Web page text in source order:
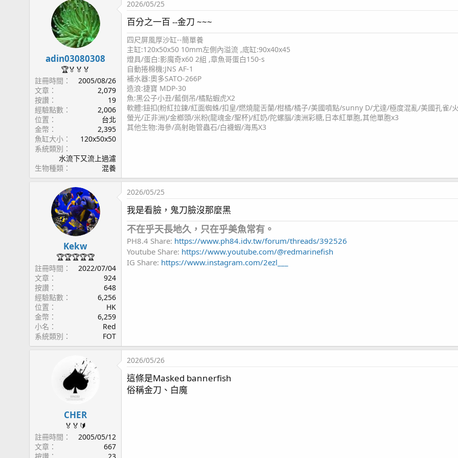
adin03080308
🏆🏅🏅🏅
註冊時間
2005/08/26
文章
2,079
按讚
19
經驗點數
2,006
位置
台北
金幣
2,395
魚缸大小
120x50x50
系統類別
水流下又流上過濾
生物種類
混養
2026/05/25
百分之一百 --金刀 ~~~
四尺屏風厚沙缸--簡單養
主缸:120x50x50 10mm左側內溢流 ,底缸:90x40x45
燈具/蛋白:影魔奇x60 2組 ,章魚哥蛋白150-s
自動捲棉機:JNS AF-1
補水器:奧多SATO-266P
造浪:捷寶 MDP-30
魚:黑公子小丑/藍倒吊/橘點蝦虎X2
軟體:鈕扣(粉紅拉鍊/紅面蜘蛛/扣皇/燃燒龍舌蘭/柑橘/橘子/美國噴點/sunny D/尤達/極度混亂/美國孔雀/
螢光/正非洲)/金榔頭/米粉(龍魂金/聖杯)/紅奶/陀螺腦/澳洲彩糖,日本紅單胞,其他單胞x3
其他生物:海參/高射砲管蟲石/白襪蝦/海馬X3
Kekw
🏆🏆🏆🏆🏆
註冊時間
2022/07/04
文章
924
按讚
648
經驗點數
6,256
位置
HK
金幣
6,259
小名
Red
系統類別
FOT
2026/05/25
我是看臉，鬼刀臉沒那麼黑
不在乎天長地久，只在乎美魚常有。
PH8.4 Share: https://www.ph84.idv.tw/forum/threads/392526
Youtube Share: https://www.youtube.com/@redmarinefish
IG Share: https://www.instagram.com/2ezl___
CHER
🏅🏅🔰
註冊時間
2005/05/12
文章
667
按讚
23
2026/05/26
這條是Masked bannerfish
俗稱金刀、白魔